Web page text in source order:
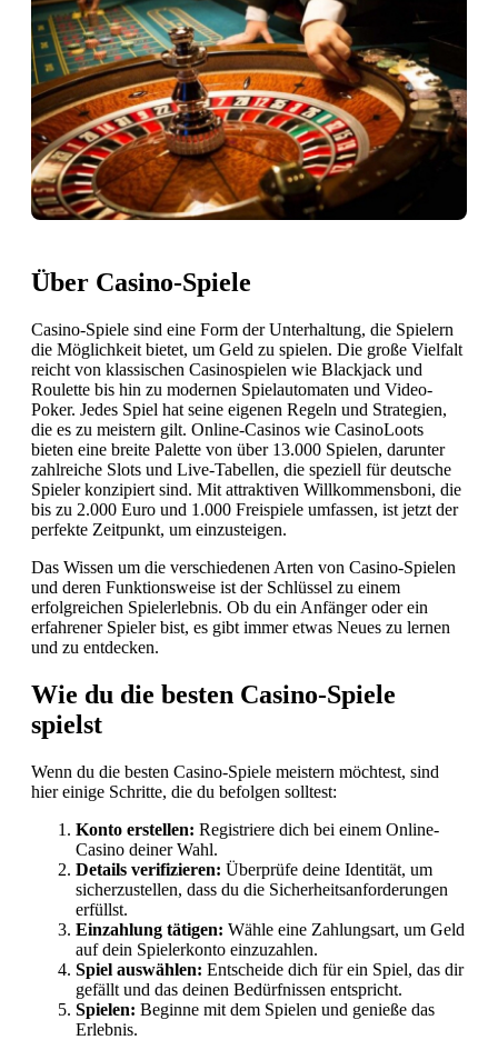
Über Casino-Spiele
Casino-Spiele sind eine Form der Unterhaltung, die Spielern
die Möglichkeit bietet, um Geld zu spielen. Die große Vielfalt
reicht von klassischen Casinospielen wie Blackjack und
Roulette bis hin zu modernen Spielautomaten und Video-
Poker. Jedes Spiel hat seine eigenen Regeln und Strategien,
die es zu meistern gilt. Online-Casinos wie CasinoLoots
bieten eine breite Palette von über 13.000 Spielen, darunter
zahlreiche Slots und Live-Tabellen, die speziell für deutsche
Spieler konzipiert sind. Mit attraktiven Willkommensboni, die
bis zu 2.000 Euro und 1.000 Freispiele umfassen, ist jetzt der
perfekte Zeitpunkt, um einzusteigen.
Das Wissen um die verschiedenen Arten von Casino-Spielen
und deren Funktionsweise ist der Schlüssel zu einem
erfolgreichen Spielerlebnis. Ob du ein Anfänger oder ein
erfahrener Spieler bist, es gibt immer etwas Neues zu lernen
und zu entdecken.
Wie du die besten Casino-Spiele
spielst
Wenn du die besten Casino-Spiele meistern möchtest, sind
hier einige Schritte, die du befolgen solltest:
Konto erstellen: Registriere dich bei einem Online-
Casino deiner Wahl.
Details verifizieren: Überprüfe deine Identität, um
sicherzustellen, dass du die Sicherheitsanforderungen
erfüllst.
Einzahlung tätigen: Wähle eine Zahlungsart, um Geld
auf dein Spielerkonto einzuzahlen.
Spiel auswählen: Entscheide dich für ein Spiel, das dir
gefällt und das deinen Bedürfnissen entspricht.
Spielen: Beginne mit dem Spielen und genieße das
Erlebnis.